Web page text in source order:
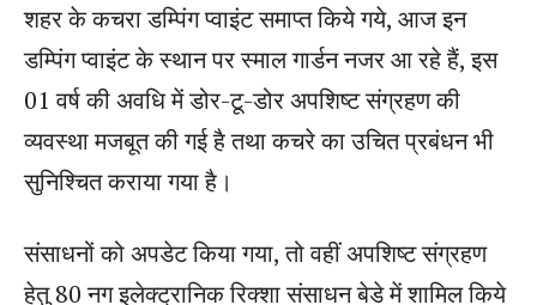
शहर के कचरा डम्पिंग प्वाइंट समाप्त किये गये, आज इन
डम्पिंग प्वाइंट के स्थान पर स्माल गार्डन नजर आ रहे हैं, इस
01 वर्ष की अवधि में डोर-टू-डोर अपशिष्ट संग्रहण की
व्यवस्था मजबूत की गई है तथा कचरे का उचित प्रबंधन भी
सुनिश्चित कराया गया है।
संसाधनों को अपडेट किया गया, तो वहीं अपशिष्ट संग्रहण
हेतु 80 नग इलेक्ट्रानिक रिक्शा संसाधन बेडे में शामिल किये